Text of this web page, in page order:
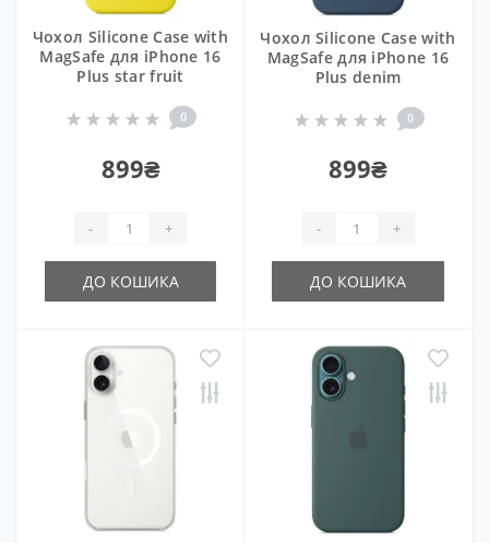
Чохол Silicone Case with
MagSafe для iPhone 16
Plus star fruit
0
899₴
- +
ДО КОШИКА
Чохол Silicone Case with
MagSafe для iPhone 16
Plus denim
0
899₴
- +
ДО КОШИКА